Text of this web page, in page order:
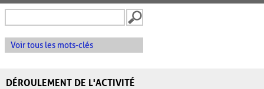
Voir tous les mots-clés
DÉROULEMENT DE L'ACTIVITÉ